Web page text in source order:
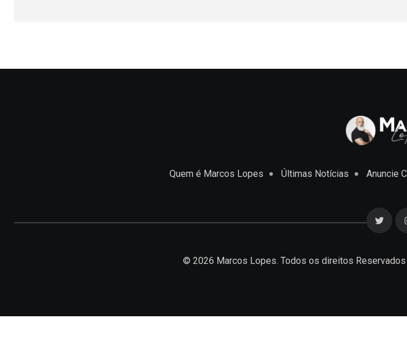
Quem é Marcos Lopes Últimas Notícias Anuncie
© 2026 Marcos Lopes. Todos os direitos